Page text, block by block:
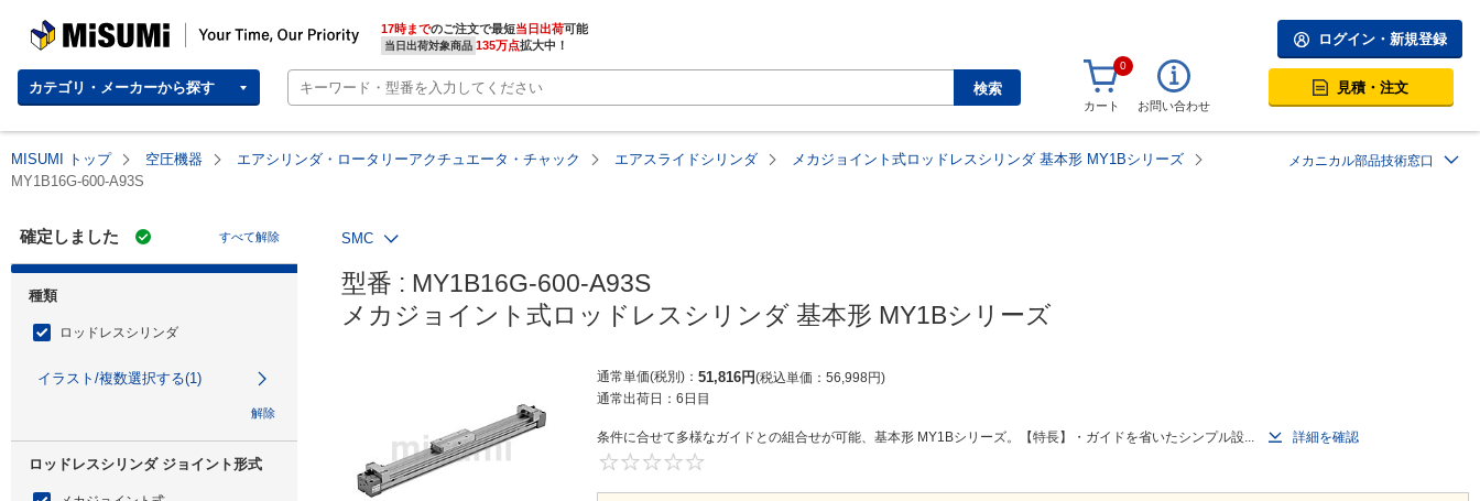
MISUMI | Your Time, Our Priority 17時までのご注文で最短当日出荷
当日出荷対象商品 135万点拡大中！
カテゴリ・メーカーから探す 検索
ログイン・新規登録
0
カート お問い合わせ
見積・注文
MISUMI トップ 空圧機器 エアシリンダ・ロータリーアクチュエータ・チャック エアスライドシリンダ
メカジョイント式ロッドレスシリンダ 基本形 MY1Bシリーズ
MY1B16G-600-A93S
メカニカル部品技術窓口
確定しました すべて解除
種類
ロッドレスシリンダ
イラスト/複数選択する(1)
解除
ロッドレスシリンダ ジョイント形式
SMC
型番 : MY1B16G-600-A93S
メカジョイント式ロッドレスシリンダ 基本形 MY1Bシリーズ
通常単価(税別) 51,816円 税込単価 56,998円
通常出荷日： 6日目
条件に合せて多様なガイドとの組合せが可能、基本形 MY1Bシリーズ。【特長】・ガイドを省いたシンプル設...
詳細を確認